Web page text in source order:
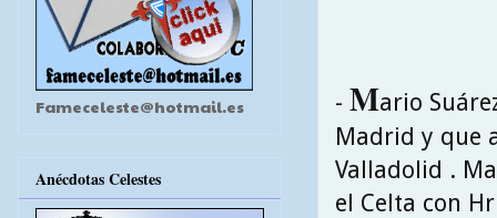
- Mario
Madrid y que
Valladolid .
el Celta con
Fameceleste@hotmail.es
Anécdotas Celestes